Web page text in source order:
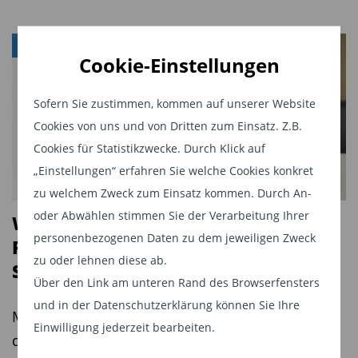
Cookie-Einstellungen
Sofern Sie zustimmen, kommen auf unserer Website
Cookies von uns und von Dritten zum Einsatz. Z.B.
Cookies für Statistikzwecke. Durch Klick auf
„Einstellungen“ erfahren Sie welche Cookies konkret
zu welchem Zweck zum Einsatz kommen. Durch An-
oder Abwählen stimmen Sie der Verarbeitung Ihrer
personenbezogenen Daten zu dem jeweiligen Zweck
zu oder lehnen diese ab.
Über den Link am unteren Rand des Browserfensters
und in der Datenschutzerklärung können Sie Ihre
Einwilligung jederzeit bearbeiten.
Wie der JPMorgan Europe Dynamic
Fund auf Qualität, KI und aktives
Stock-Picking setzt
Mit einem datengetriebenen Investmentansatz,
der Fundamentalanalyse, quantitative Modelle